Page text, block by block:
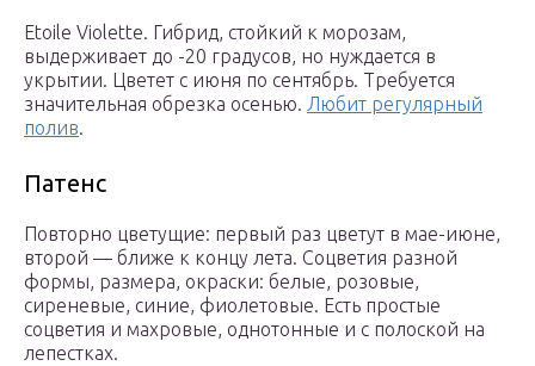
Etoile Violette. Гибрид, стойкий к морозам,
выдерживает до -20 градусов, но нуждается в
укрытии. Цветет с июня по сентябрь. Требуется
значительная обрезка осенью. Любит регулярный
полив.
Патенс
Повторно цветущие: первый раз цветут в мае-июне,
второй — ближе к концу лета. Соцветия разной
формы, размера, окраски: белые, розовые,
сиреневые, синие, фиолетовые. Есть простые
соцветия и махровые, однотонные и с полоской на
лепестках.